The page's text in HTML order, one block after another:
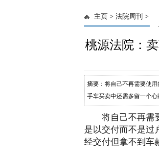
主页 > 法院周刊 >
桃源法院：
摘要：将自己不再需要使
手车买卖中还需多留一个
日向万某支付10000元后
将自己不再需
是以交付而不是过
经交付但拿不到车